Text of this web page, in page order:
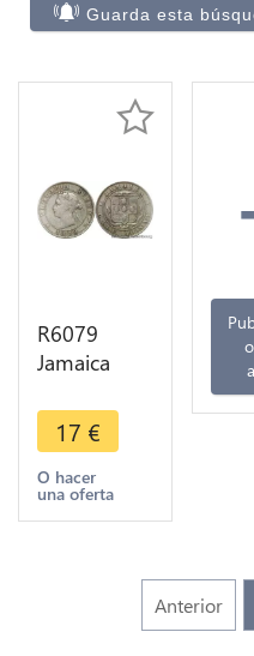
Guarda esta
R6079
Jamaica
Victoria
1899 ->
Make offer
17 €
O hacer
una oferta
Anterior